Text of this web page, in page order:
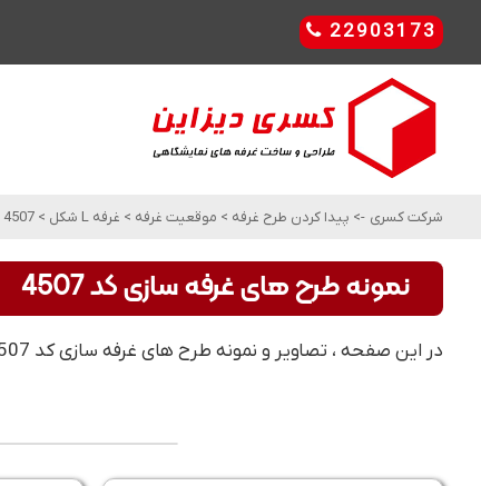
22903173
شرکت کسری -> پیدا کردن طرح غرفه > موقعیت غرفه > غرفه L شکل >
4507
نمونه طرح های غرفه سازی کد 4507
در این صفحه ، تصاویر و نمونه طرح های غرفه سازی کد 4507 را مشاهده کنید. این مدل و طرح های غرفه سازی ، مناسب برای غرفه L شکل می باشد .